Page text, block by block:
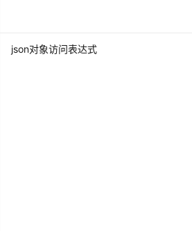
json对象访问表达式